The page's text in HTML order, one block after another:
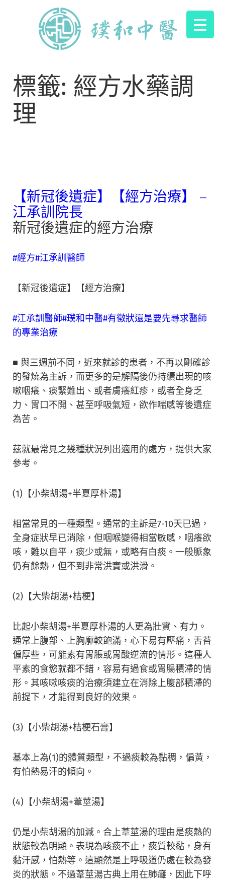
標籤: 經方水藥調
理
【新冠後遺症】【經方治療】 –
江承訓院長
新冠後遺症的經方治療
#經方#江承訓醫師
【新冠後遺症】【經方治療】
#江承訓醫師#璞和中醫#有徵狀還是要先尋求醫師
的專業治療
■ 與三週前不同，近來就診的患者，不再以剛確診
的發燒為主訴，而更多的是解隔後仍持續出現的咳
嗽咽癢、痰緊難出、或者膚癢紅疹，或者全身乏
力、胃口不開、甚至呼吸氣短，欲作喘感等後遺症
為苦。
茲就最常見之幾種狀況列出適用的處方，提供大家
參考。
(1)【小柴胡湯+半夏厚朴湯】
相當常見的一種類型。通常的主訴是7-10天已過，
全身症狀早已消除，但咽喉變得相當敏感，咽癢欲
咳，難以自平，痰少或無，或略有白痰。一般脈象
仍有餘熱，但不到非常洪實或洪滑。
(2)【大柴胡湯+桔梗】
比起小柴胡湯+半夏厚朴湯的人更為壯實、有力。
通常上腹部、上胸廓較飽滿，心下易有壓痛，舌苔
偏厚些，可能素有胃脹或胃酸逆流的情形。這種人
平素的食慾就都不錯，容易有過食或胃腸積滯的情
形。其咳嗽咳痰的治療須建立在消除上腹部積滯的
前提下，才能得到良好的效果。
(3)【小柴胡湯+桔梗石膏】
基本上為(1)的體質類型，不過痰較為黏稠，偏黃，
有怕熱易汗的傾向。
(4)【小柴胡湯+葦莖湯】
仍是小柴胡湯的加減。合上葦莖湯的理由是痰熱的
狀態較為明顯。表現為咳痰不止，痰質較黏，身有
黏汗感，怕熱等。這顯然是上呼吸道仍處在較為發
炎的狀態。不過葦莖湯古典上用在肺癰，因此下呼